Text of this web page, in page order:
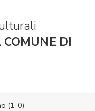
DI
(1-0)